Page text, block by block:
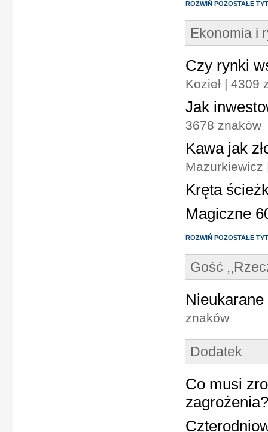
ROZWIŃ POZOSTAŁE
Ekonomia i
Czy rynki
Kozieł | 4309
Jak
3678 znaków
Kawa jak
Mazurkiewicz
Kręta
Magiczne
ROZWIŃ POZOSTAŁE
Gość
Nieukarane
znaków
Dodatek
Co musi
zagrożenia?